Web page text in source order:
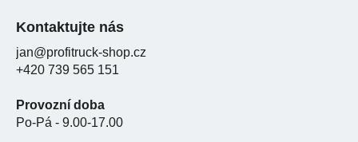
Kontaktujte nás
jan@profitruck-shop.cz
+420 739 565 151
Provozní doba
Po-Pá - 9.00-17.00